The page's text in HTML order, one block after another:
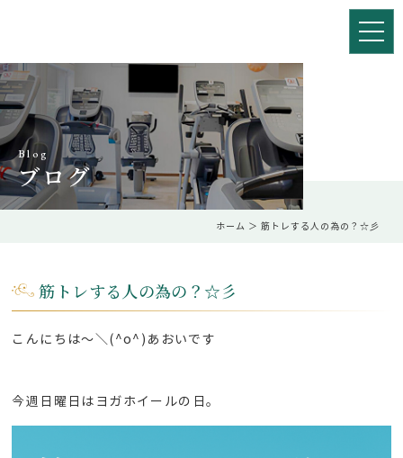
Blog
ブログ
ホーム ＞ 筋トレする人の為の？☆彡
筋トレする人の為の？☆彡
こんにちは～＼(^o^)あおいです
今週日曜日はヨガホイールの日。